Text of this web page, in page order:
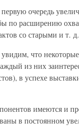
первую очередь
по расширению
со старыми и т. д.
что
из них
в успехе
имеются и
в постоянном